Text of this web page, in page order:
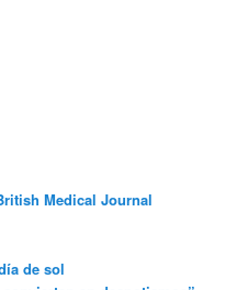
Medical Journal
de sol